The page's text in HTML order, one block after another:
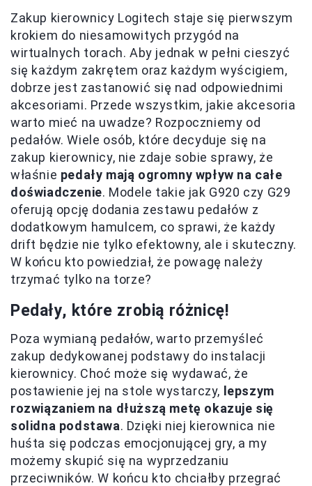
Zakup kierownicy Logitech staje się pierwszym
krokiem do niesamowitych przygód na
wirtualnych torach. Aby jednak w pełni cieszyć
się każdym zakrętem oraz każdym wyścigiem,
dobrze jest zastanowić się nad odpowiednimi
akcesoriami. Przede wszystkim, jakie akcesoria
warto mieć na uwadze? Rozpoczniemy od
pedałów. Wiele osób, które decyduje się na
zakup kierownicy, nie zdaje sobie sprawy, że
właśnie pedały mają ogromny wpływ na całe
doświadczenie. Modele takie jak G920 czy G29
oferują opcję dodania zestawu pedałów z
dodatkowym hamulcem, co sprawi, że każdy
drift będzie nie tylko efektowny, ale i skuteczny.
W końcu kto powiedział, że powagę należy
trzymać tylko na torze?
Pedały, które zrobią różnicę!
Poza wymianą pedałów, warto przemyśleć
zakup dedykowanej podstawy do instalacji
kierownicy. Choć może się wydawać, że
postawienie jej na stole wystarczy, lepszym
rozwiązaniem na dłuższą metę okazuje się
solidna podstawa. Dzięki niej kierownica nie
huśta się podczas emocjonującej gry, a my
możemy skupić się na wyprzedzaniu
przeciwników. W końcu kto chciałby przegrać